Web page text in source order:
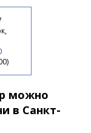
можно
в Санкт-